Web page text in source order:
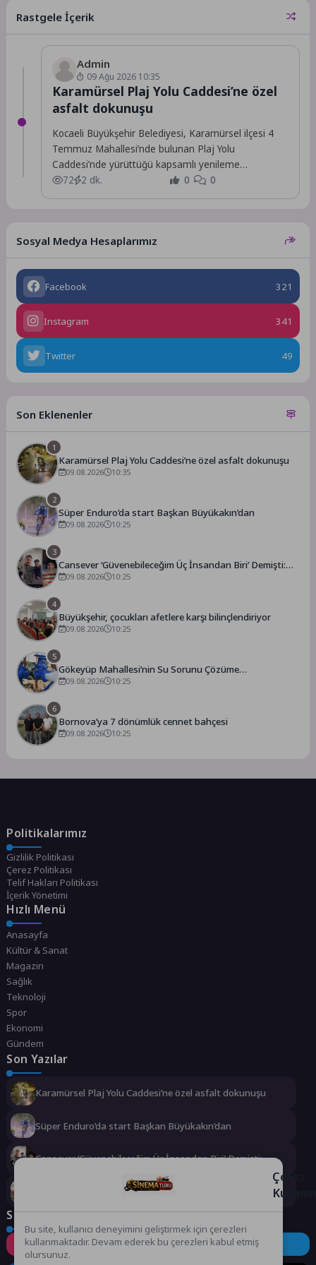
Rastgele İçerik
Admin
09 Ağu 2026 10:35
Karamürsel Plaj Yolu Caddesi’ne özel
asfalt dokunuşu
Kocaeli Büyükşehir Belediyesi, Karamürsel ilçesi 4
Temmuz Mahallesi’nde bulunan Plaj Yolu
Caddesi’nde yürüttüğü kapsamlı yenileme
çalışmalarını tamamladı.
72 2 dk. 0 0
Sosyal Medya Hesaplarımız
Facebook 321
Instagram 341
Twitter 49
Son Eklenenler
1
Karamürsel Plaj Yolu Caddesi’ne özel asfalt dokunuşu
09.08.2026 10:35
2
Süper Enduro’da start Başkan Büyükakın’dan
09.08.2026 10:25
3
Cansever ‘Güvenebileceğim Üç İnsandan Biri’ Demişti:
Mahmut Görgen’den Cansever’e Duygusal Veda
09.08.2026 10:25
4
Büyükşehir, çocukları afetlere karşı bilinçlendiriyor
09.08.2026 10:25
5
Gökeyüp Mahallesi’nin Su Sorunu Çözüme
Kavuşturuldu
09.08.2026 10:25
6
Bornova’ya 7 dönümlük cennet bahçesi
09.08.2026 10:25
Politikalarımız
Gizlilik Politikası
Çerez Politikası
Telif Hakları Politikası
İçerik Yönetimi
Hızlı Menü
Anasayfa
Kültür & Sanat
Magazin
Sağlık
Teknoloji
Spor
Ekonomi
Gündem
Son Yazılar
Karamürsel Plaj Yolu Caddesi’ne özel asfalt dokunuşu
Süper Enduro’da start Başkan Büyükakın’dan
Cansever ‘Güvenebileceğim Üç İnsandan Biri’ Demişti:
Büyükşehir, çocukları afetlere karşı bilinçlendiriyor
Sosyal Medya
Instagram Facebook Twitter
Çerez
Bu site, kullanıcı deneyimini geliştirmek için çerezleri
kullanmaktadır. Devam ederek bu çerezleri kabul etmiş
olursunuz.